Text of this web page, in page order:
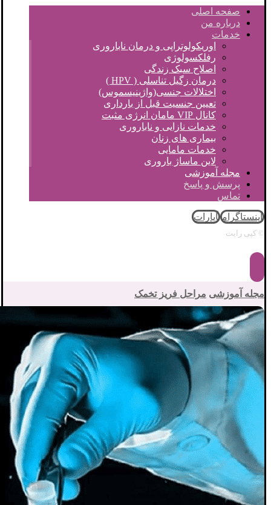
صفحه اصلی
درباره من
خدمات
اوریکولوتراپی و درمان ناباروری
رفلکسولوژی
اصلاح سبک زندگی
درمان زگیل تناسلی ( HPV )
اختلالات جنسی(واژینیسموس)
تعیین جنسیت قبل از بارداری
کانال VIP مامان انرژی مثبت
خدمات نازایی و ناباروری
بیماری های زنان
خدمات مامایی
لاین ماساژ باروری
مجله آموزشی
پرسش و پاسخ
تماس
اینستاگرام آپارات
© کپی رایت
مجله آموزشی مراحل فریز تخمک